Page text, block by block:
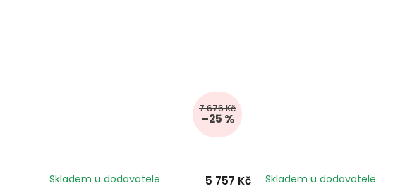
7 676 Kč
–25 %
Skladem u dodavatele 5 757 Kč Skladem u dodavatele